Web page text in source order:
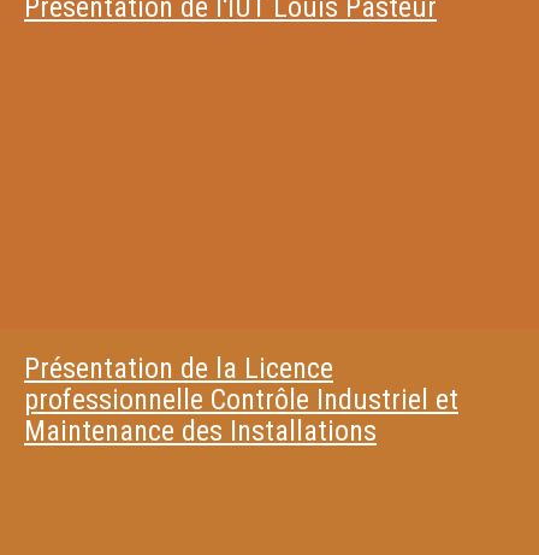
Présentation de l'IUT Louis Pasteur
Présentation de la Licence
professionnelle Contrôle Industriel et
Maintenance des Installations